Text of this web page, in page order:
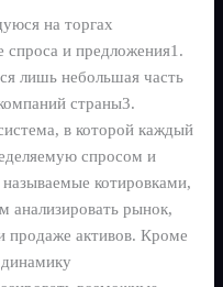
на торгах
и предложения1.
лишь небольшая часть
страны3.
в которой каждый
спросом и
котировками,
анализировать рынок,
продаже активов. Кроме